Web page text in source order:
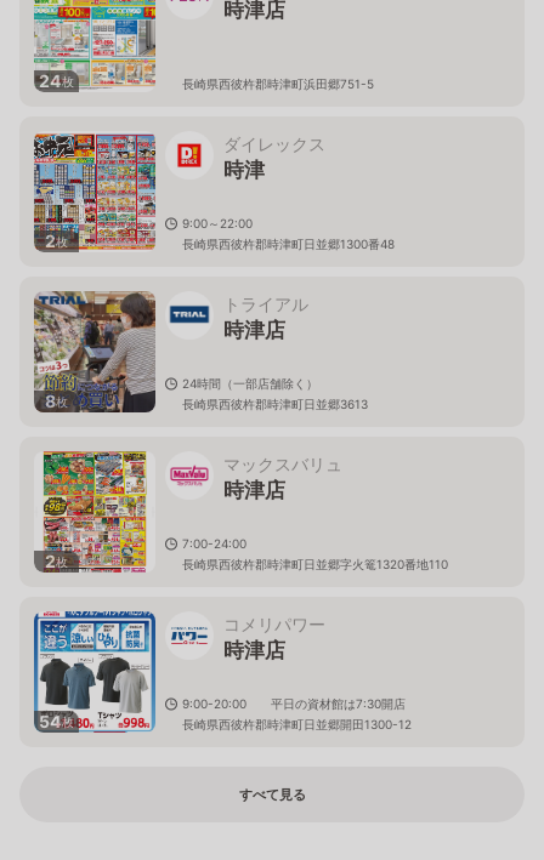
24枚
時津店
長崎県西彼杵郡時津町浜田郷751-5
2枚
ダイレックス
時津
9:00～22:00
長崎県西彼杵郡時津町日並郷1300番48
8枚
トライアル
時津店
24時間（一部店舗除く）
長崎県西彼杵郡時津町日並郷3613
2枚
マックスバリュ
時津店
7:00-24:00
長崎県西彼杵郡時津町日並郷字火篭1320番地110
54枚
コメリパワー
時津店
9:00-20:00 平日の資材館は7:30開店
長崎県西彼杵郡時津町日並郷開田1300-12
すべて見る